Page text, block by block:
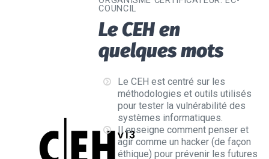
COUNCIL
Le CEH en
quelques mots
Le CEH est centré sur les
méthodologies et outils utilisés
pour tester la vulnérabilité des
systèmes informatiques.
Il enseigne comment penser et
agir comme un hacker (de façon
éthique) pour prévenir les futures